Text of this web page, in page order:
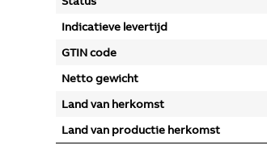
Indicatieve levertijd
GTIN code
Netto gewicht
Land van herkomst
Land van productie herkomst